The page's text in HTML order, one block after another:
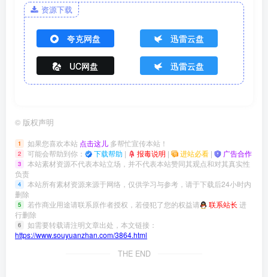
资源下载
夸克网盘 迅雷云盘
UC网盘 迅雷云盘
© 版权声明
1 如果您喜欢本站 点击这儿 多帮忙宣传本站！
2 可能会帮助到你： 下载帮助 | 报毒说明 | 进站必看 | 广告合作
3
本站素材资源不代表本站立场，并不代表本站赞同其观点和对其真实性
负责
4
本站所有素材资源来源于网络，仅供学习与参考，请于下载后24小时内
删除
5 若作商业用途请联系原作者授权，若侵犯了您的权益请 联系站长 进
行删除
6
如需要转载请注明文章出处，本文链接：
https://www.souyuanzhan.com/3864.html
THE END